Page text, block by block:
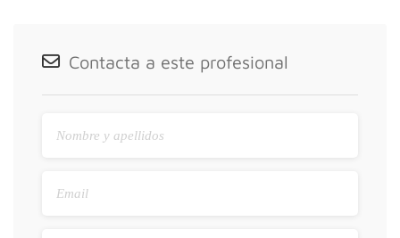
Contacta a este profesional